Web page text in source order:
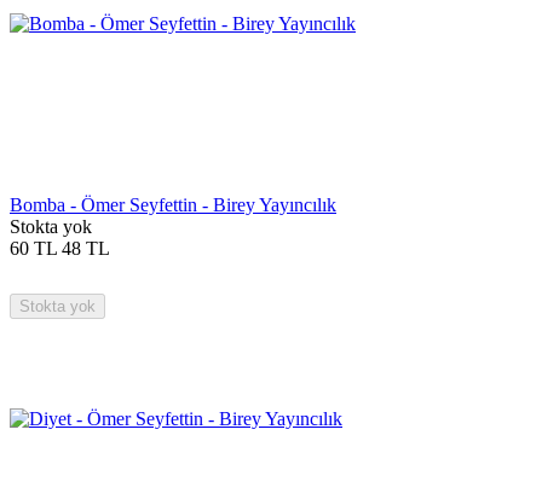
Bomba - Ömer Seyfettin - Birey Yayıncılık
Stokta yok
60 TL 48 TL
Stokta yok